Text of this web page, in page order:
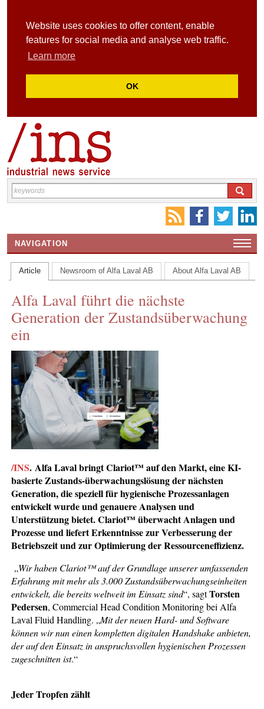
Website uses cookies to offer content, enable
features for social media and analyse web traffic.
Learn more
OK
NAVIGATION
HOME
CONTACT US
INS MAIN WEBSITE
ABOUT US
Article Newsroom of Alfa Laval AB About Alfa Laval AB
Alfa Laval führt die nächste
Generation der Zustandsüberwachung
ein
/INS. Alfa Laval bringt Clariot™ auf den Markt, eine KI-
basierte Zustands-überwachungslösung der nächsten
Generation, die speziell für hygienische Prozessanlagen
entwickelt wurde und genauere Analysen und
Unterstützung bietet. Clariot™ überwacht Anlagen und
Prozesse und liefert Erkenntnisse zur Verbesserung der
Betriebszeit und zur Optimierung der Ressourceneffizienz.
„Wir haben Clariot™ auf der Grundlage unserer umfassenden
Erfahrung mit mehr als 3.000 Zustandsüberwachungseinheiten
entwickelt, die bereits weltweit im Einsatz sind“, sagtTorsten
Pedersen, Commercial Head Condition Monitoring bei Alfa
Laval Fluid Handling. „Mit der neuen Hard- und Software
können wir nun einen kompletten digitalen Handshake anbieten,
der auf den Einsatz in anspruchsvollen hygienischen Prozessen
zugeschnitten ist.“
Jeder Tropfen zählt